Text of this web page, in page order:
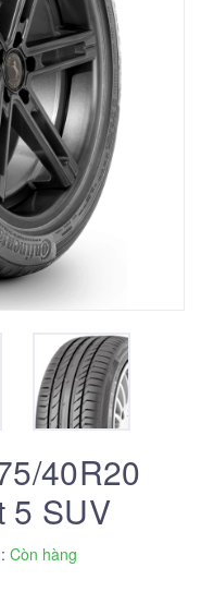
40R20
5 SUV
Còn hàng